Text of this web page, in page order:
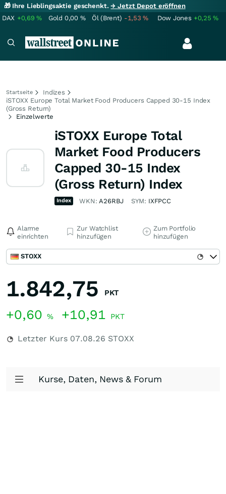
🎁 Ihre Lieblingsaktie geschenkt.→ Jetzt Depot eröffnen
DAX +0,69% Gold 0,00 % Öl (Brent) -1,53% Dow Jones +0,25%
Startseite
Indizes
iSTOXX Europe Total Market Food Producers Capped 30-15 Index
(Gross Return)
Einzelwerte
iSTOXX Europe Total
Market Food Producers
Capped 30-15 Index
(Gross Return) Index
Index WKN:A26RBJ SYM: IXFPCC
Alarme
einrichten
Zur Watchlist
hinzufügen
Zum Portfolio
hinzufügen
STOXX
1.842,75 PKT
+0,60 % +10,91 PKT
Letzter Kurs 07.08.26 STOXX
Kurse, Daten, News & Forum